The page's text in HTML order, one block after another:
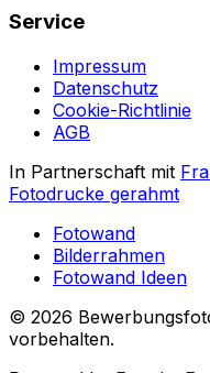
Service
Impressum
Datenschutz
Cookie-Richtlinie
AGB
In Partnerschaft mit
Fotodrucke gerahmt
Fotowand
Bilderrahmen
Fotowand Ideen
© 2026
vorbehalten.